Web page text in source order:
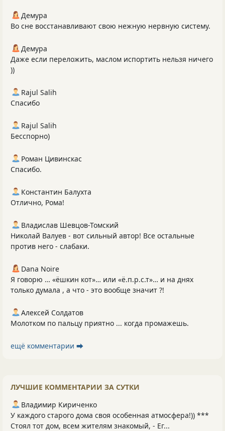
Демура
Во сне восстанавливают свою нежную нервную систему.
Демура
Даже если переложить, маслом испортить нельзя ничего
))
Rajul Salih
Спасибо
Rajul Salih
Бесспорно)
Роман Цивинскас
Спасибо.
Константин Балухта
Отлично, Рома!
Владислав Шевцов-Томский
Николай Валуев - вот сильный автор! Все остальные
против него - слабаки.
Dana Noire
Я говорю … «ёшкин кот»… или «ё.п.р.с.т»… и на днях
только думала , а что - это вообще значит ?!
Алексей Солдатов
Молотком по пальцу приятно ... когда промажешь.
ещё комментарии ⮕
ЛУЧШИЕ КОММЕНТАРИИ ЗА СУТКИ
Владимир Кириченко
У каждого старого дома своя особенная атмосфера!)) ***
Стоял тот дом, всем жителям знакомый, - Ег...